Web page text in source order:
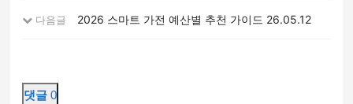
다음글 2026 스마트 가전 예산별 추천 가이드 26.05.12
댓글 0